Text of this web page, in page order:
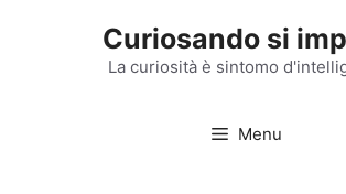
Curiosando si
La curiosità è sintomo
Menu